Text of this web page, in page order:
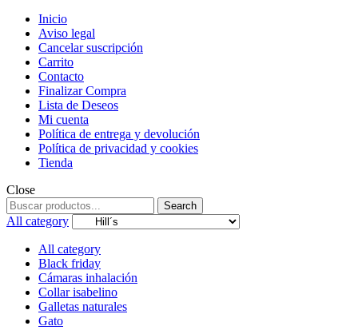
Inicio
Aviso legal
Cancelar suscripción
Carrito
Contacto
Finalizar Compra
Lista de Deseos
Mi cuenta
Política de entrega y devolución
Política de privacidad y cookies
Tienda
Close
Search
for:
Search
All category
All category
Black friday
Cámaras inhalación
Collar isabelino
Galletas naturales
Gato